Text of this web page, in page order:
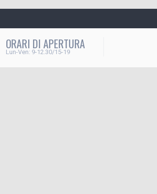
ORARI DI APERTURA
Lun-Ven: 9-12.30/15-19